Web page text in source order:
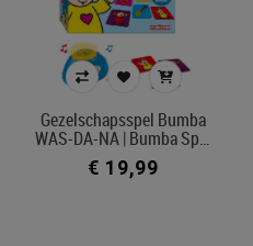
Gezelschapsspel Bumba
WAS-DA-NA | Bumba Sp…
€ 19,99